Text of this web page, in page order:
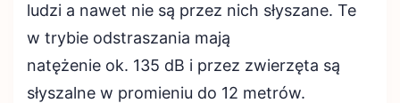
ludzi a nawet nie są przez nich słyszane. Te
w trybie odstraszania mają
natężenie ok. 135 dB i przez zwierzęta są
słyszalne w promieniu do 12 metrów.